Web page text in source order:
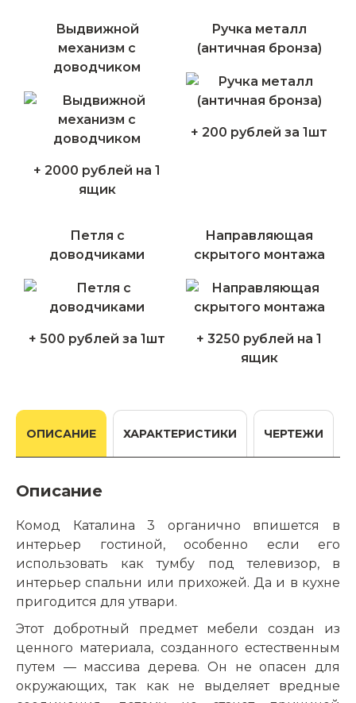
Выдвижной
механизм с
доводчиком
+ 2000 рублей на 1
ящик
Ручка металл
(античная бронза)
+ 200 рублей за 1шт
Петля с
доводчиками
+ 500 рублей за 1шт
Направляющая
скрытого монтажа
+ 3250 рублей на 1
ящик
ОПИСАНИЕ ХАРАКТЕРИСТИКИ ЧЕРТЕЖИ
Описание
Комод Каталина 3 органично впишется в
интерьер гостиной, особенно если его
использовать как тумбу под телевизор, в
интерьер спальни или прихожей. Да и в кухне
пригодится для утвари.
Этот добротный предмет мебели создан из
ценного материала, созданного естественным
путем — массива дерева. Он не опасен для
окружающих, так как не выделяет вредные